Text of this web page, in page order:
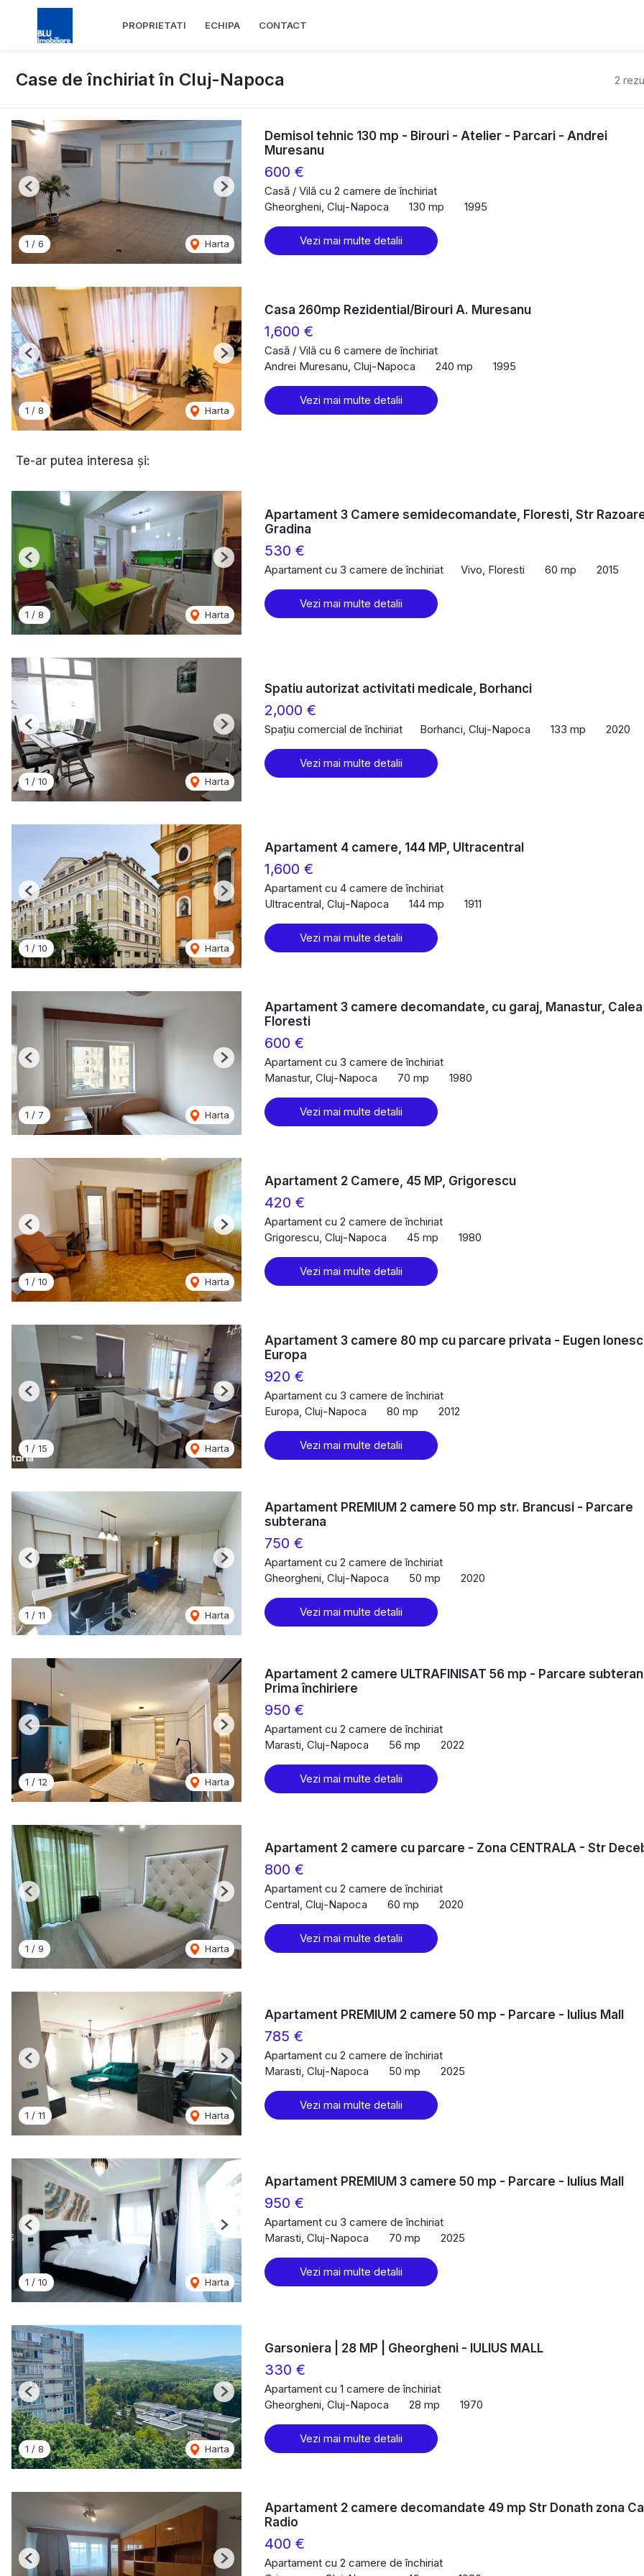
PROPRIETATI ECHIPA CONTACT
2
Case de închiriat în Cluj-Napoca
1 / 6 Harta
Previous Next
Demisol tehnic 130 mp - Birouri - Atelier - Parcari - Andrei
Muresanu
600 €
Casă / Vilă cu 2 camere de închiriat
Gheorgheni, Cluj-Napoca
130 mp 1995
Vezi mai multe detalii
1 / 8 Harta
Previous Next
Casa 260mp Rezidential/Birouri A. Muresanu
1,600 €
Casă / Vilă cu 6 camere de închiriat
Andrei Muresanu, Cluj-Napoca
240 mp 1995
Vezi mai multe detalii
Te-ar putea interesa și:
1 / 8 Harta
Previous Next
Apartament 3 Camere semidecomandate, Floresti, Str
Gradina
530 €
Apartament cu 3 camere de închiriat Vivo, Floresti 60 mp 2015
Vezi mai multe detalii
1 / 10 Harta
Previous Next
Spatiu autorizat activitati medicale, Borhanci
2,000 €
Spațiu comercial de închiriat Borhanci, Cluj-Napoca 133 mp 2020
Vezi mai multe detalii
1 / 10 Harta
Previous Next
Apartament 4 camere, 144 MP, Ultracentral
1,600 €
Apartament cu 4 camere de închiriat
Ultracentral, Cluj-Napoca
144 mp 1911
Vezi mai multe detalii
1 / 7 Harta
Previous Next
Apartament 3 camere decomandate, cu garaj, Manastur, Calea
Floresti
600 €
Apartament cu 3 camere de închiriat
Manastur, Cluj-Napoca
70 mp 1980
Vezi mai multe detalii
1 / 10 Harta
Previous Next
Apartament 2 Camere, 45 MP, Grigorescu
420 €
Apartament cu 2 camere de închiriat
Grigorescu, Cluj-Napoca
45 mp 1980
Vezi mai multe detalii
1 / 15 Harta
Previous Next
Apartament 3 camere 80 mp cu parcare privata - Eugen
Europa
920 €
Apartament cu 3 camere de închiriat
Europa, Cluj-Napoca
80 mp 2012
Vezi mai multe detalii
1 / 11 Harta
Previous Next
Apartament PREMIUM 2 camere 50 mp str. Brancusi - Parcare
subterana
750 €
Apartament cu 2 camere de închiriat
Gheorgheni, Cluj-Napoca
50 mp 2020
Vezi mai multe detalii
1 / 12 Harta
Previous Next
Apartament 2 camere ULTRAFINISAT 56 mp - Parcare
Prima închiriere
950 €
Apartament cu 2 camere de închiriat
Marasti, Cluj-Napoca
56 mp 2022
Vezi mai multe detalii
1 / 9 Harta
Previous Next
Apartament 2 camere cu parcare - Zona CENTRALA - Str
800 €
Apartament cu 2 camere de închiriat
Central, Cluj-Napoca
60 mp 2020
Vezi mai multe detalii
1 / 11 Harta
Previous Next
Apartament PREMIUM 2 camere 50 mp - Parcare - Iulius Mall
785 €
Apartament cu 2 camere de închiriat
Marasti, Cluj-Napoca
50 mp 2025
Vezi mai multe detalii
1 / 10 Harta
Previous Next
Apartament PREMIUM 3 camere 50 mp - Parcare - Iulius Mall
950 €
Apartament cu 3 camere de închiriat
Marasti, Cluj-Napoca
70 mp 2025
Vezi mai multe detalii
1 / 8 Harta
Previous Next
Garsoniera | 28 MP | Gheorgheni - IULIUS MALL
330 €
Apartament cu 1 camere de închiriat
Gheorgheni, Cluj-Napoca
28 mp 1970
Vezi mai multe detalii
Previous Next
Apartament 2 camere decomandate 49 mp Str Donath zona
Radio
400 €
Apartament cu 2 camere de închiriat